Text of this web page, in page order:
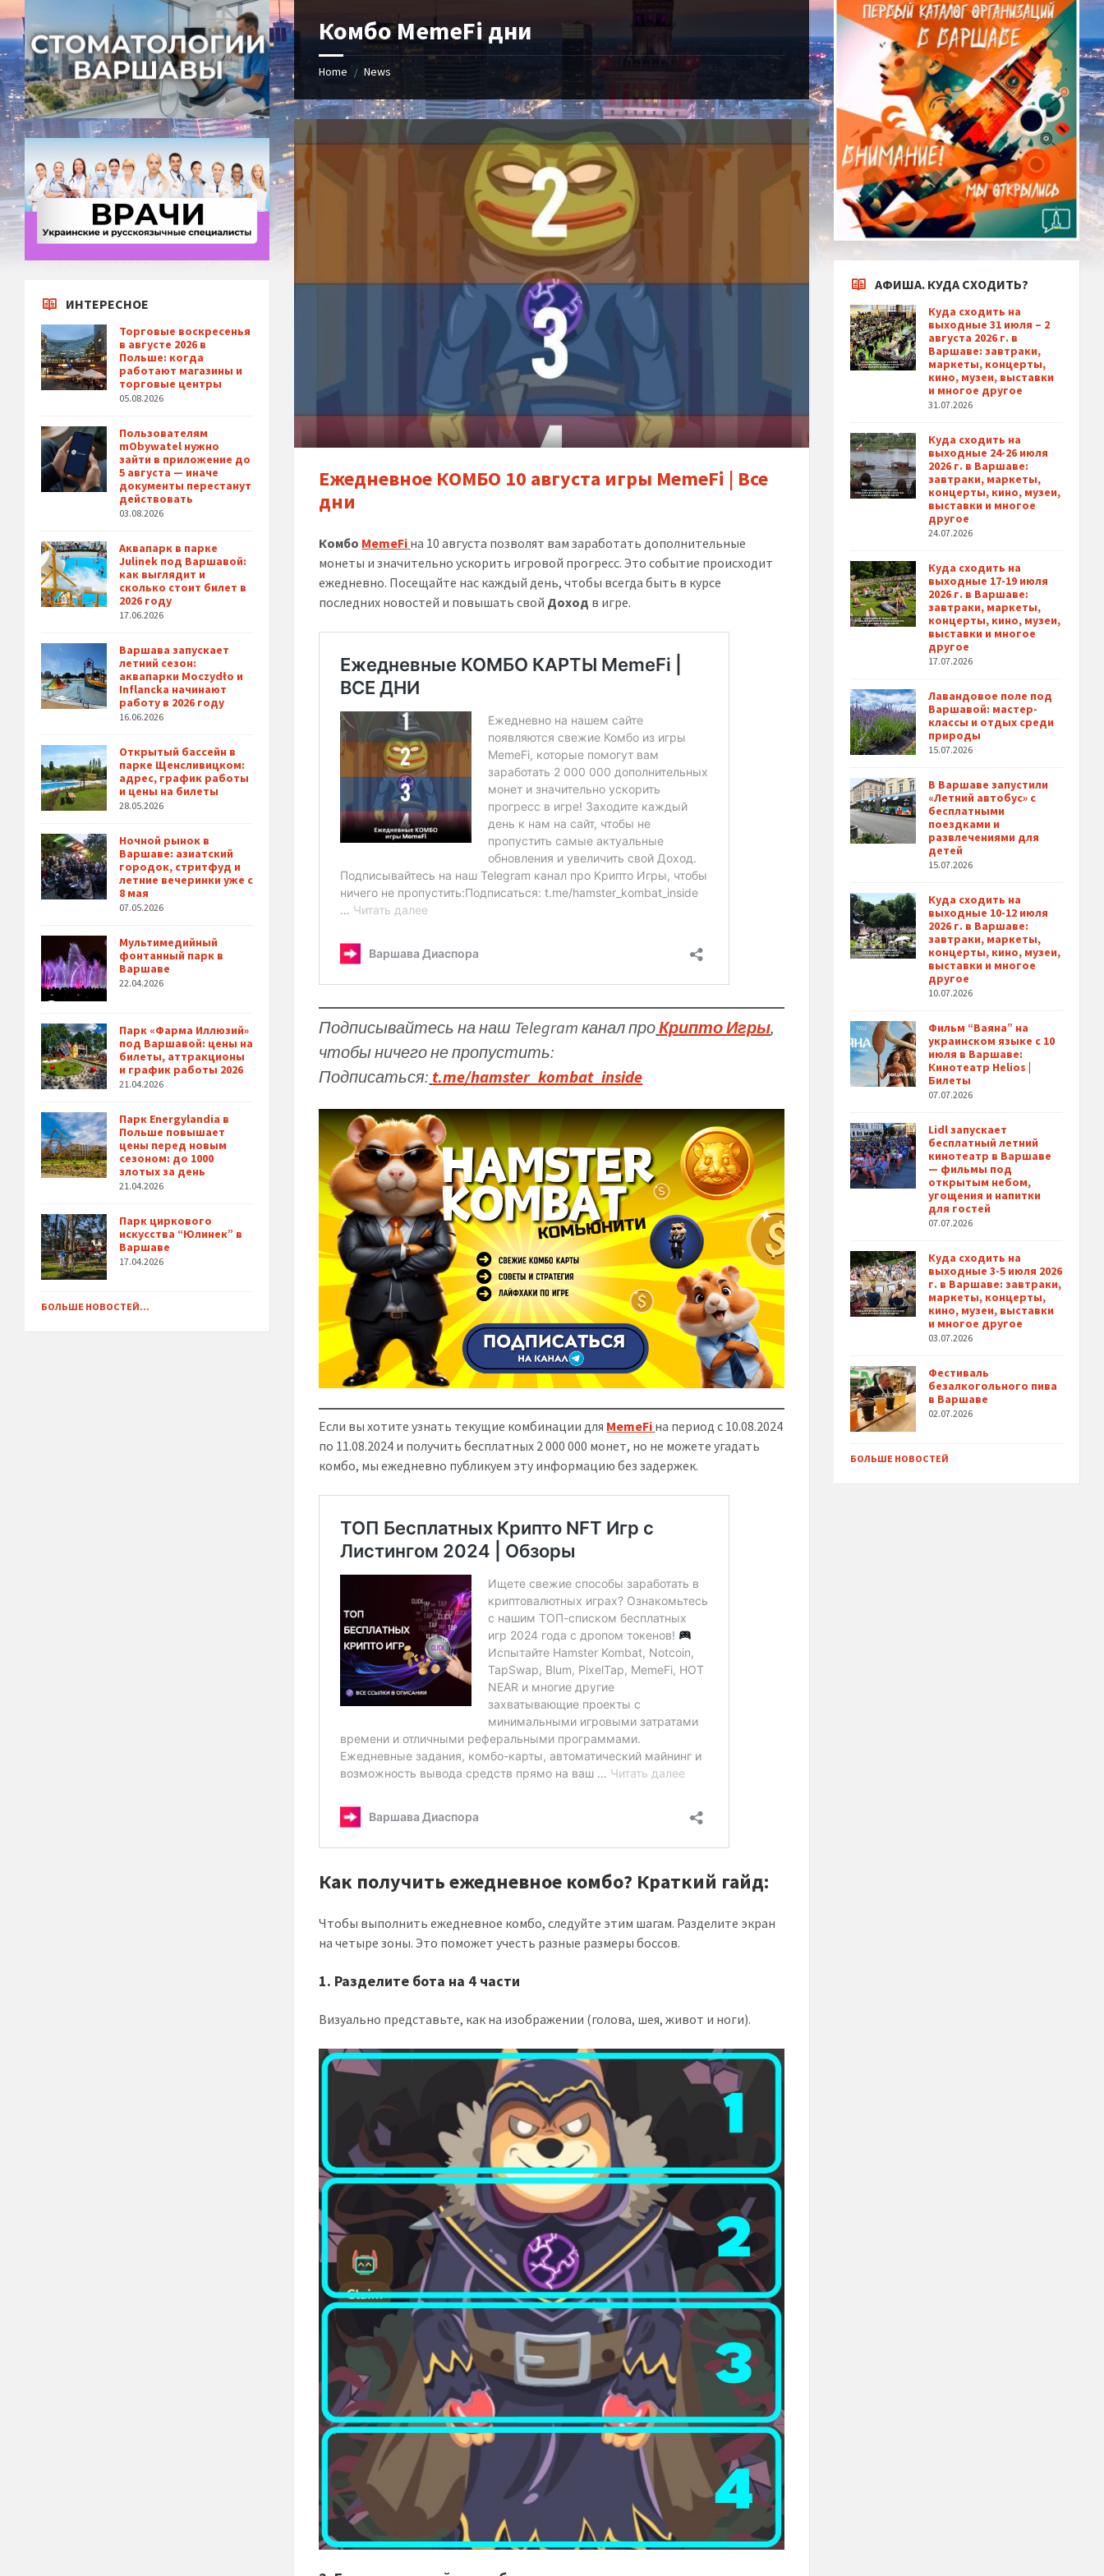
Комбо MemeFi дни
Home / News
Ежедневное КОМБО 10 августа игры MemeFi | Все
дни
Комбо MemeFi на 10 августа позволят вам заработать дополнительные
монеты и значительно ускорить игровой прогресс. Это событие происходит
ежедневно. Посещайте нас каждый день, чтобы всегда быть в курсе
последних новостей и повышать свой Доход в игре.
Подписывайтесь на наш Telegram канал проКрипто Игры,
чтобы ничего не пропустить:
Подписаться: t.me/hamster_kombat_inside
Если вы хотите узнать текущие комбинации для MemeFi на период с 10.08.2024
по 11.08.2024 и получить бесплатных 2 000 000 монет, но не можете угадать
комбо, мы ежедневно публикуем эту информацию без задержек.
Как получить ежедневное комбо? Краткий гайд:
Чтобы выполнить ежедневное комбо, следуйте этим шагам. Разделите экран
на четыре зоны. Это поможет учесть разные размеры боссов.
1. Разделите бота на 4 части
Визуально представьте, как на изображении (голова, шея, живот и ноги).
ИНТЕРЕСНОЕ
Торговые воскресенья
в августе 2026 в
Польше: когда
работают магазины и
торговые центры
05.08.2026
Пользователям
mObywatel нужно
зайти в приложение до
5 августа — иначе
документы перестанут
действовать
03.08.2026
Аквапарк в парке
Julinek под Варшавой:
как выглядит и
сколько стоит билет в
2026 году
17.06.2026
Варшава запускает
летний сезон:
аквапарки Moczydło и
Inflancka начинают
работу в 2026 году
16.06.2026
Открытый бассейн в
парке Щенсливицком:
адрес, график работы
и цены на билеты
28.05.2026
Ночной рынок в
Варшаве: азиатский
городок, стритфуд и
летние вечеринки уже с
8 мая
07.05.2026
Мультимедийный
фонтанный парк в
Варшаве
22.04.2026
Парк «Фарма Иллюзий»
под Варшавой: цены на
билеты, аттракционы
и график работы 2026
21.04.2026
Парк Energylandia в
Польше повышает
цены перед новым
сезоном: до 1000
злотых за день
21.04.2026
Парк циркового
искусства “Юлинек” в
Варшаве
17.04.2026
БОЛЬШЕ НОВОСТЕЙ...
АФИША. КУДА СХОДИТЬ?
Куда сходить на
выходные 31 июля – 2
августа 2026 г. в
Варшаве: завтраки,
маркеты, концерты,
кино, музеи, выставки
и многое другое
31.07.2026
Куда сходить на
выходные 24-26 июля
2026 г. в Варшаве:
завтраки, маркеты,
концерты, кино, музеи,
выставки и многое
другое
24.07.2026
Куда сходить на
выходные 17-19 июля
2026 г. в Варшаве:
завтраки, маркеты,
концерты, кино, музеи,
выставки и многое
другое
17.07.2026
Лавандовое поле под
Варшавой: мастер-
классы и отдых среди
природы
15.07.2026
В Варшаве запустили
«Летний автобус» с
бесплатными
поездками и
развлечениями для
детей
15.07.2026
Куда сходить на
выходные 10-12 июля
2026 г. в Варшаве:
завтраки, маркеты,
концерты, кино, музеи,
выставки и многое
другое
10.07.2026
Фильм “Ваяна” на
украинском языке с 10
июля в Варшаве:
Кинотеатр Helios |
Билеты
07.07.2026
Lidl запускает
бесплатный летний
кинотеатр в Варшаве
— фильмы под
открытым небом,
угощения и напитки
для гостей
07.07.2026
Куда сходить на
выходные 3-5 июля 2026
г. в Варшаве: завтраки,
маркеты, концерты,
кино, музеи, выставки
и многое другое
03.07.2026
Фестиваль
безалкогольного пива
в Варшаве
02.07.2026
БОЛЬШЕ НОВОСТЕЙ